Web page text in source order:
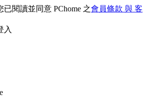
閱讀並同意 PChome 之會員條款 與 客
入